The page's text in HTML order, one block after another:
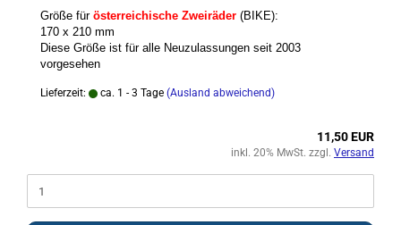
Größe für österreichische Zweiräder (BIKE):
170 x 210 mm
Diese Größe ist für alle Neuzulassungen seit 2003
vorgesehen
Lieferzeit: ca. 1 - 3 Tage (Ausland abweichend)
11,50 EUR
inkl. 20% MwSt. zzgl. Versand